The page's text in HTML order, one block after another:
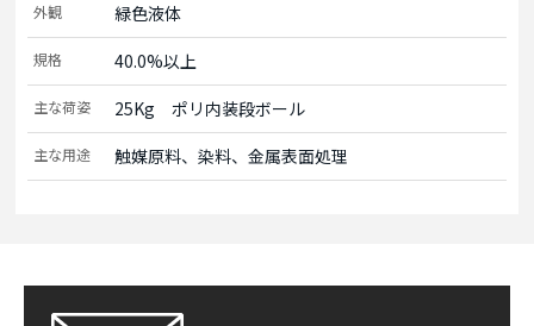
外観 緑色液体
規格 40.0%以上
主な荷姿 25Kg　ポリ内装段ボール
主な用途 触媒原料、染料、金属表面処理